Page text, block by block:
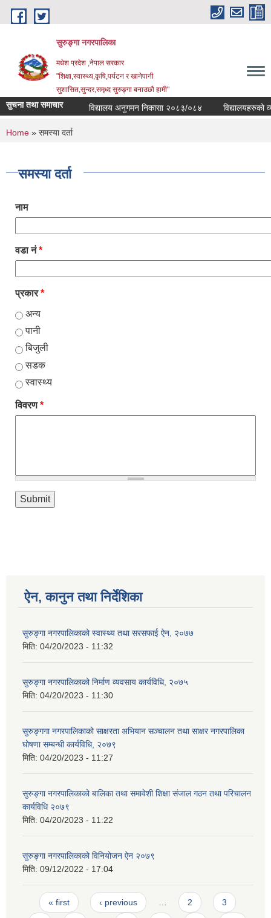
Skip to main content
सुरुङ्‍गा नगरपालिका
मधेश प्रदेश ,नेपाल सरकार
"शिक्षा,स्वास्थ्य,कृषि,पर्यटन र खानेपानी
सुशासित,सुन्दर,समृध्द सुरुङ्गा बनाउछौ हामी"
सुचना तथा समाचार विद्यालय अनुगमन निकासा २०८३/०८४ विद्यालयहरुको
You are here
Home » समस्या दर्ता
समस्या दर्ता
नाम
वडा नं*
प्रकार*
अन्य
पानी
बिजुली
सडक
स्वास्थ्य
विवरण*
ऐन, कानुन तथा निर्देशिका
सुरुङ्गा नगरपालिकाको स्वास्थ्य तथा सरसफाई ऐन, २०७७
मिति: 04/20/2023 - 11:32
सुरुङ्गा नगरपालिकाको निर्माण व्यवसाय कार्यविधि, २०७५
मिति: 04/20/2023 - 11:30
सुरुङ्गगा नगरपालिकाको साक्षरता अभियान सञ्चालन तथा साक्षर नगरपालिका
घोषणा सम्बन्धी कार्यविधि, २०७९
मिति: 04/20/2023 - 11:27
सुरुङ्गा नगरपालिकाको बालिका तथा समावेशी शिक्षा संजाल गठन तथा परिचालन
कार्यविधि २०७९
मिति: 04/20/2023 - 11:22
सुरुङ्गा नगरपालिकाको विनियोजन ऐन २०७९
मिति: 09/12/2022 - 17:04
Pages
« first ‹ previous 2 3